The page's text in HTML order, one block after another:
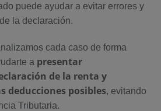
puede ayudar a evitar errores y
la declaración.
cada caso de forma
a presentar
de la renta y
deducciones posibles, evitando
Tributaria.